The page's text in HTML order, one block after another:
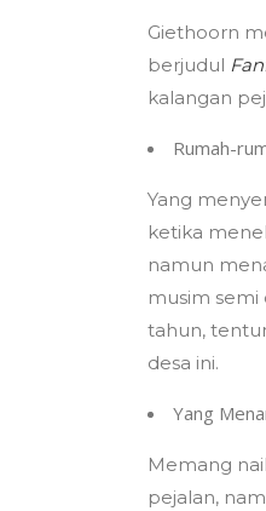
Giethoorn
berjudul
kalangan
Rumah-
Yang
ketika
namun
musim semi
tahun,
desa ini.
Yang
Memang
pejalan,